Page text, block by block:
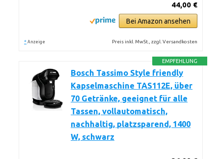
44,00 €
Bei Amazon ansehen
* Anzeige Preis inkl. MwSt., zzgl. Versandkosten
EMPFEHLUNG
Bosch Tassimo Style friendly
Kapselmaschine TAS112E, über
70 Getränke, geeignet für alle
Tassen, vollautomatisch,
nachhaltig, platzsparend, 1400
W, schwarz